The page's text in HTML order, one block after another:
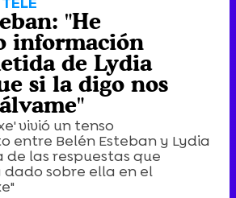
"He
información
de Lydia
si la digo nos
vivió un tenso
entre Belén Esteban y Lydia
de las respuestas que
sobre ella en el